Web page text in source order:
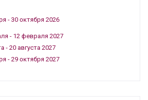
- 30 октября 2026
- 12 февраля 2027
- 20 августа 2027
- 29 октября 2027